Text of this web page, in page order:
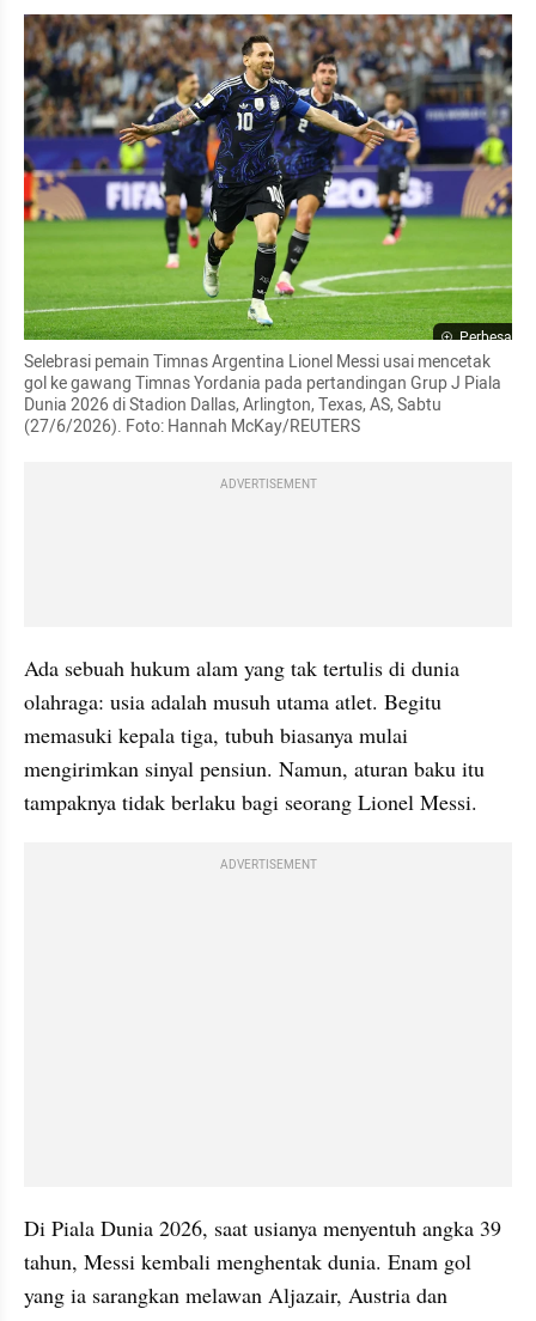
Perbesar
Selebrasi pemain Timnas Argentina Lionel Messi usai mencetak
gol ke gawang Timnas Yordania pada pertandingan Grup J Piala
Dunia 2026 di Stadion Dallas, Arlington, Texas, AS, Sabtu
(27/6/2026). Foto: Hannah McKay/REUTERS
ADVERTISEMENT
Ada sebuah hukum alam yang tak tertulis di dunia
olahraga: usia adalah musuh utama atlet. Begitu
memasuki kepala tiga, tubuh biasanya mulai
mengirimkan sinyal pensiun. Namun, aturan baku itu
tampaknya tidak berlaku bagi seorang Lionel Messi.
ADVERTISEMENT
Di Piala Dunia 2026, saat usianya menyentuh angka 39
tahun, Messi kembali menghentak dunia. Enam gol
yang ia sarangkan melawan Aljazair, Austria dan